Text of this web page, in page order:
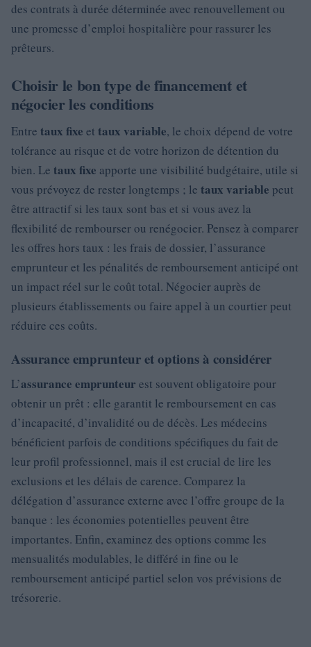
des contrats à durée déterminée avec renouvellement ou
une promesse d’emploi hospitalière pour rassurer les
prêteurs.
Choisir le bon type de financement et
négocier les conditions
Entre taux fixe et taux variable, le choix dépend de votre
tolérance au risque et de votre horizon de détention du
bien. Le taux fixe apporte une visibilité budgétaire, utile si
vous prévoyez de rester longtemps ; le taux variable peut
être attractif si les taux sont bas et si vous avez la
flexibilité de rembourser ou renégocier. Pensez à comparer
les offres hors taux : les frais de dossier, l’assurance
emprunteur et les pénalités de remboursement anticipé ont
un impact réel sur le coût total. Négocier auprès de
plusieurs établissements ou faire appel à un courtier peut
réduire ces coûts.
Assurance emprunteur et options à considérer
L’assurance emprunteur est souvent obligatoire pour
obtenir un prêt : elle garantit le remboursement en cas
d’incapacité, d’invalidité ou de décès. Les médecins
bénéficient parfois de conditions spécifiques du fait de
leur profil professionnel, mais il est crucial de lire les
exclusions et les délais de carence. Comparez la
délégation d’assurance externe avec l’offre groupe de la
banque : les économies potentielles peuvent être
importantes. Enfin, examinez des options comme les
mensualités modulables, le différé in fine ou le
remboursement anticipé partiel selon vos prévisions de
trésorerie.